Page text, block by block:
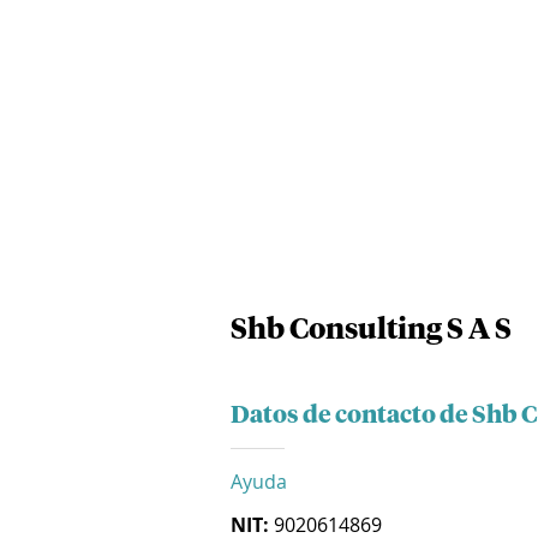
Shb Consulting S A S
Datos de contacto de Shb
Ayuda
NIT: 9020614869